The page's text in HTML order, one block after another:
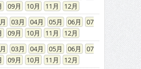
09 10 11
12
03 04 05 06
07
09 10 11
12
03 04 05 06
07
09 10 11
12